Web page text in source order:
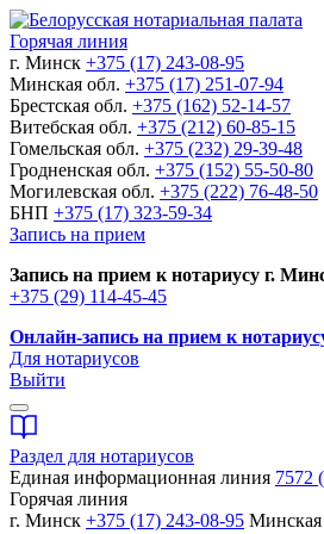
Горячая линия
г. Минск +375 (17) 243-08-95
Минская обл. +375 (17) 251-07-94
Брестская обл. +375 (162) 52-14-57
Витебская обл. +375 (212) 60-85-15
Гомельская обл. +375 (232) 29-39-48
Гродненская обл. +375 (152) 55-50-80
Могилевская обл. +375 (222) 76-48-50
БНП +375 (17) 323-59-34
Запись на прием
Запись на прием к нотариусу г.
+375 (29) 114-45-45
Онлайн-запись на прием к
Для нотариусов
Выйти
Раздел для нотариусов
Единая информационная линия 7572
Горячая линия
г. Минск +375 (17) 243-08-95 Минская